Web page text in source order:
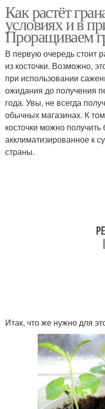
Гранат к условиям
Уход за гранатом
Как растёт
условиях и в
Проращиваем
В первую очередь стоит
из косточки. Возможно,
при использовании
ожидания до получения
года. Увы, не всегда
обычных магазинах. К
косточки можно
акклиматизированное к
страны.
Итак, что же нужно для